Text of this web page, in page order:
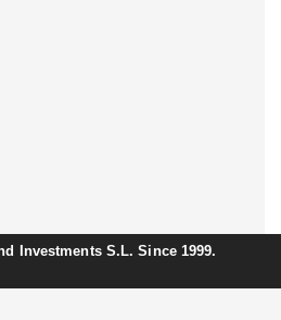
Investments S.L. Since 1999.